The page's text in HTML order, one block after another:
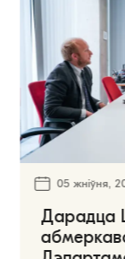
05 жніўня,
Дарадца